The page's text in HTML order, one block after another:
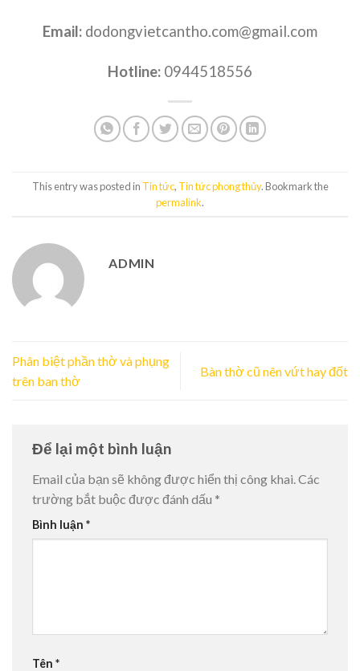
Email: dodongvietcantho.com@gmail.com
Hotline: 0944518556
This entry was posted in Tin tức, Tin tức phong thủy. Bookmark the
permalink.
ADMIN
Phân biệt phần thờ và phụng
trên ban thờ
Bàn thờ cũ nên vứt hay đốt
Để lại một bình luận
Email của bạn sẽ không được hiển thị công khai.Các
trường bắt buộc được đánh dấu *
Bình luận *
Tên *